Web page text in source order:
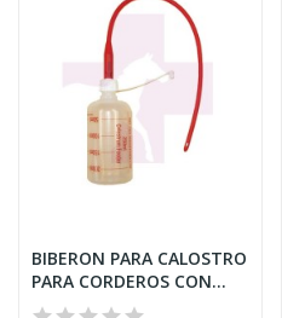
BIBERON PARA CALOSTRO
PARA CORDEROS CON
SONDA,...